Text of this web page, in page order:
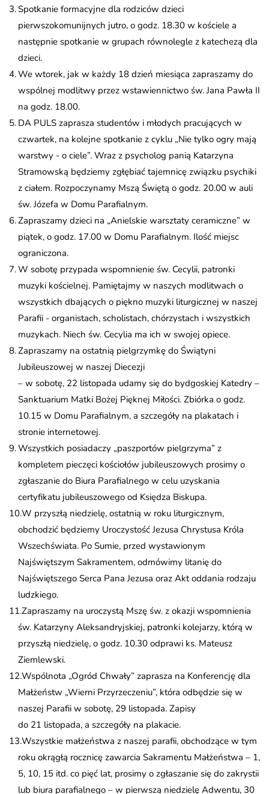
Spotkanie formacyjne dla rodziców dzieci
pierwszokomunijnych jutro, o godz. 18.30 w kościele a
następnie spotkanie w grupach równolegle z katechezą dla
dzieci.
We wtorek, jak w każdy 18 dzień miesiąca zapraszamy do
wspólnej modlitwy przez wstawiennictwo św. Jana Pawła II
na godz. 18.00.
DA PULS zaprasza studentów i młodych pracujących w
czwartek, na kolejne spotkanie z cyklu „Nie tylko ogry mają
warstwy - o ciele”. Wraz z psycholog panią Katarzyna
Stramowską będziemy zgłębiać tajemnicę związku psychiki
z ciałem. Rozpoczynamy Mszą Świętą o godz. 20.00 w auli
św. Józefa w Domu Parafialnym.
Zapraszamy dzieci na „Anielskie warsztaty ceramiczne” w
piątek, o godz. 17.00 w Domu Parafialnym. Ilość miejsc
ograniczona.
W sobotę przypada wspomnienie św. Cecylii, patronki
muzyki kościelnej. Pamiętajmy w naszych modlitwach o
wszystkich dbających o piękno muzyki liturgicznej w naszej
Parafii - organistach, scholistach, chórzystach i wszystkich
muzykach. Niech św. Cecylia ma ich w swojej opiece.
Zapraszamy na ostatnią pielgrzymkę do Świątyni
Jubileuszowej w naszej Diecezji
– w sobotę, 22 listopada udamy się do bydgoskiej Katedry –
Sanktuarium Matki Bożej Pięknej Miłości. Zbiórka o godz.
10.15 w Domu Parafialnym, a szczegóły na plakatach i
stronie internetowej.
Wszystkich posiadaczy „paszportów pielgrzyma” z
kompletem pieczęci kościołów jubileuszowych prosimy o
zgłaszanie do Biura Parafialnego w celu uzyskania
certyfikatu jubileuszowego od Księdza Biskupa.
W przyszłą niedzielę, ostatnią w roku liturgicznym,
obchodzić będziemy Uroczystość Jezusa Chrystusa Króla
Wszechświata. Po Sumie, przed wystawionym
Najświętszym Sakramentem, odmówimy litanię do
Najświętszego Serca Pana Jezusa oraz Akt oddania rodzaju
ludzkiego.
Zapraszamy na uroczystą Mszę św. z okazji wspomnienia
św. Katarzyny Aleksandryjskiej, patronki kolejarzy, którą w
przyszłą niedzielę, o godz. 10.30 odprawi ks. Mateusz
Ziemlewski.
Wspólnota „Ogród Chwały” zaprasza na Konferencję dla
Małżeństw „Wierni Przyrzeczeniu”, która odbędzie się w
naszej Parafii w sobotę, 29 listopada. Zapisy
do 21 listopada, a szczegóły na plakacie.
Wszystkie małżeństwa z naszej parafii, obchodzące w tym
roku okrągłą rocznicę zawarcia Sakramentu Małżeństwa – 1,
5, 10, 15 itd. co pięć lat, prosimy o zgłaszanie się do zakrystii
lub biura parafialnego – w pierwszą niedzielę Adwentu, 30